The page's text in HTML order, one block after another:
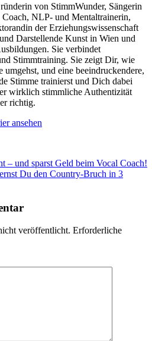
von StimmWunder, Sängerin
NLP- und Mentaltrainerin,
der Erziehungswissenschaft
Darstellende Kunst in Wien und
Sie verbindet
Stimmtraining. Sie zeigt Dir, wie
und eine beeindruckendere,
Stimme trainierst und Dich dabei
wirklich stimmliche Authentizität
richtig.
ansehen
– und sparst Geld beim Vocal Coach!
Du den Country-Bruch in 3
veröffentlicht. Erforderliche